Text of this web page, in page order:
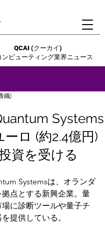
QCAI (クーカイ)
ンピューティング業界ニュース
Systems
ーロ (約2.4億円)
資を受ける
織)
Systemsは、オランダ
点とする新興企業。量
に診断ツールや量子チ
提供している。